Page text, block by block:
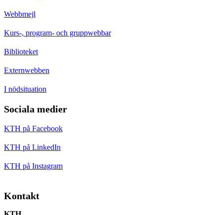
Webbmejl
Kurs-, program- och gruppwebbar
Biblioteket
Externwebben
I nödsituation
Sociala medier
KTH på Facebook
KTH på LinkedIn
KTH på Instagram
Kontakt